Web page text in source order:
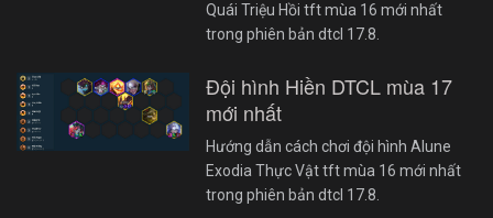
Quái Triệu Hồi tft mùa 16 mới nhất
trong phiên bản dtcl 17.8.
Đội hình Hiền DTCL mùa 17
mới nhất
Hướng dẫn cách chơi đội hình Alune
Exodia Thực Vật tft mùa 16 mới nhất
trong phiên bản dtcl 17.8.